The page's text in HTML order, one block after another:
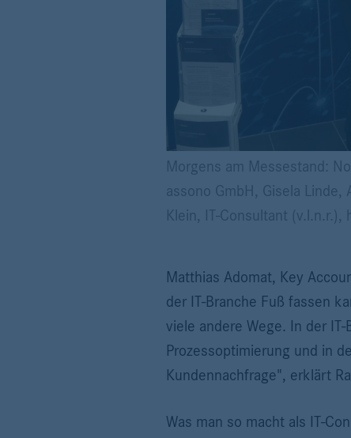
Morgens am Messestand:
assono GmbH, Gisela
Klein, IT-Consultant
Matthias Adomat, Key
der IT-Branche Fuß fassen
viele andere Wege. In der
Prozessoptimierung und in
Kundennachfrage", erklärt
Was man so macht als IT-